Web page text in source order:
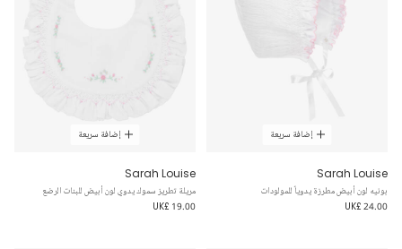
إضافة سريعة
Sarah Louise
بونيه لون أبيض مطرزة يدوياً للمولودات
UK£ 24.00
إضافة سريعة
Sarah Louise
مريلة تطريز سموك يدوي لون أبيض للبنات الرضع
UK£ 19.00